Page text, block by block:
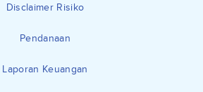
Disclaimer Risiko
Pendanaan
Laporan Keuangan